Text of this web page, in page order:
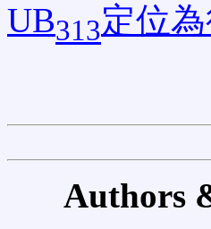
UB313定位
Authors